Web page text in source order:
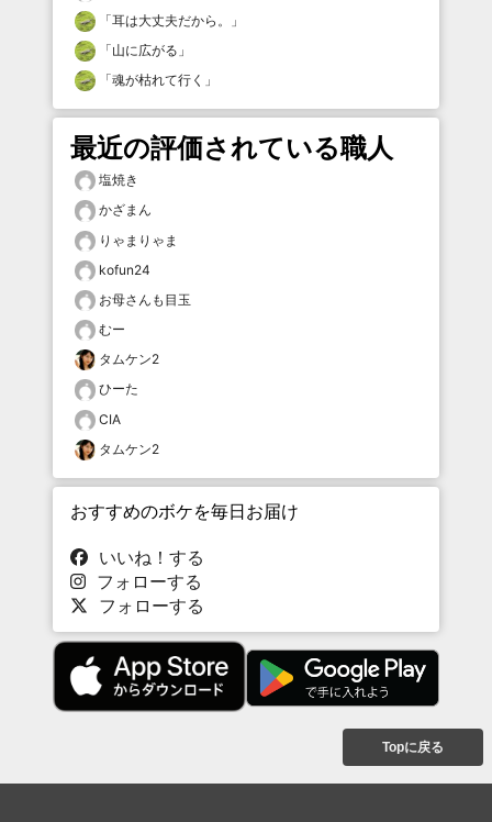
「耳は大丈夫だから。
」
「山に広がる 」
「魂が枯れて行く 」
最近の評価されている職人
塩焼き
かざまん
りゃまりゃま
kofun24
お母さんも目玉
むー
タムケン2
ひーた
CIA
タムケン2
おすすめのボケを毎日お届け
いいね！する
フォローする
フォローする
Topに戻る